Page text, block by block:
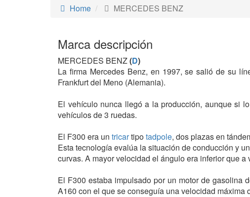
Home MERCEDES BENZ
Marca descripción
MERCEDES BENZ(D)
La firma Mercedes Benz, en 1997, se salió de su
Frankfurt del Meno (Alemania).
El vehículo nunca llegó a la producción, aunque si
vehículos de 3 ruedas.
El F300 era un tricartipotadpole, dos plazas en
Esta tecnología evalúa la situación de conducción y
curvas. A mayor velocidad el ángulo era inferior que
El F300 estaba impulsado por un motor de gasolina
A160 con el que se conseguía una velocidad máxima